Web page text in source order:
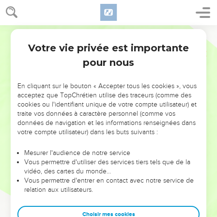
NE MANQUEZ PAS L’ÉVÉNEMENT
DE L’ANNÉE !
ET SI LEURS ERREURS POUVAIENT VOUS ÉVITER LES
VOTRES ?
leur foi ou leur vision. Mais on voit moins les doutes, les erreurs
et les saisons difficiles qu'ils ont traversés, alors même que ce
sont elles qui les ont façonnés.
Dans cette conférence, leaders, entrepreneurs, et responsables
clés pour avancer avec plus de sagesse afin que leurs erreurs
Votre vie privée est importante
pour nous
En cliquant sur le bouton « Accepter tous les cookies », vous
acceptez que TopChrétien utilise des traceurs (comme des
cookies ou l'identifiant unique de votre compte utilisateur) et
traite vos données à caractère personnel (comme vos
données de navigation et les informations renseignées dans
votre compte utilisateur) dans les buts suivants :
Mesurer l'audience de notre service
Vous permettre d'utiliser des services tiers tels que de la
vidéo, des cartes du monde…
Vous permettre d'entrer en contact avec notre service de
relation aux utilisateurs.
Choisir mes cookies